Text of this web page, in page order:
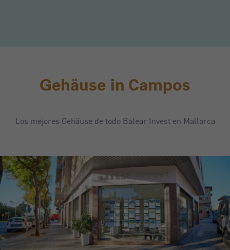
Gehäuse in Campos
Los mejores Gehäuse de todo Balear Invest en Mallorca